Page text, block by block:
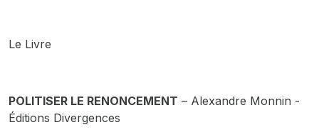
Le Livre
POLITISER LE RENONCEMENT – Alexandre Monnin -
Éditions Divergences